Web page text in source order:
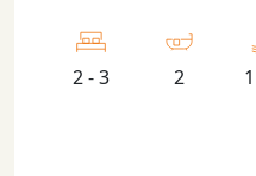
2 - 3 2